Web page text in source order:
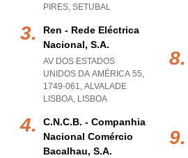
PIRES, SETUBAL
Ren - Rede Eléctrica
Nacional, S.a.
AV DOS ESTADOS
UNIDOS DA AMÉRICA 55,
1749-061, ALVALADE
LISBOA, LISBOA
C.n.c.b. - Companhia
Nacional Comércio
Bacalhau, S.a.